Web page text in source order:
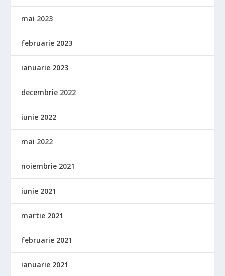
mai 2023
februarie 2023
ianuarie 2023
decembrie 2022
iunie 2022
mai 2022
noiembrie 2021
iunie 2021
martie 2021
februarie 2021
ianuarie 2021